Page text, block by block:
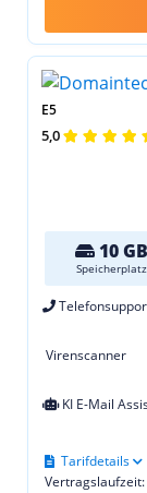
E5
5,0
10 GB
Speicherplatz
Virenscanner
KI E-Mail
Tarifdetails